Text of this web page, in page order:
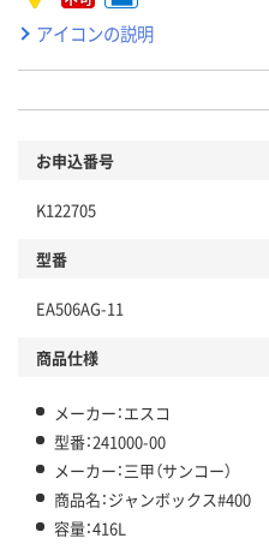
アイコンの説明
お申込番号
K122705
型番
EA506AG-11
商品仕様
メーカー：エスコ
型番：241000-00
メーカー：三甲（サンコー）
商品名：ジャンボックス#400
容量：416L